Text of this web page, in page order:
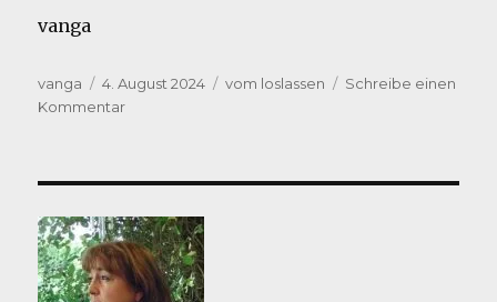
vanga
Autor
vanga
Veröffentlicht
am
4. August 2024 Kategorien
vom loslassen
Schreibe einen
Kommentarzu